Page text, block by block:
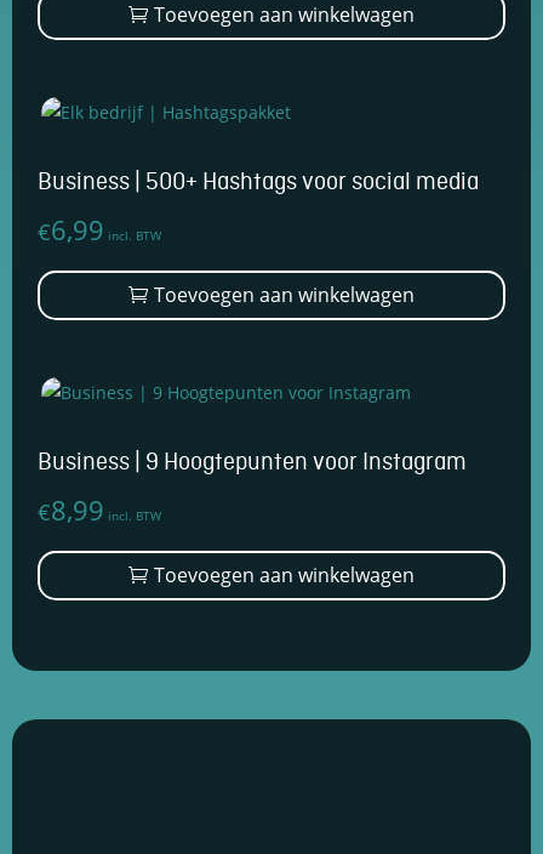
op
Toevoegen aan winkelwagen
Business | 500+ Hashtags voor social media
€6,99 incl. BTW
Toevoegen aan winkelwagen
Business | 9 Hoogtepunten voor Instagram
€8,99 incl. BTW
Toevoegen aan winkelwagen